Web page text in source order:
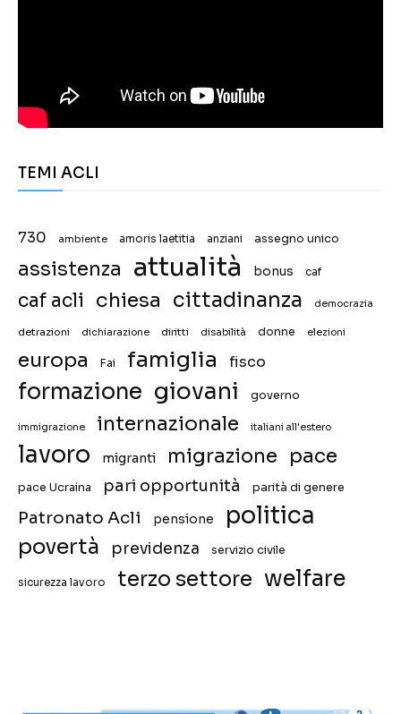
TEMI ACLI
730 ambiente amoris laetitia anziani assegno unico
assistenza attualità bonus caf
caf acli chiesa cittadinanza democrazia
detrazioni dichiarazione diritti disabilità donne elezioni
europa Fai famiglia fisco
formazione giovani governo
immigrazione internazionale italiani all'estero
lavoro migranti migrazione pace
pace Ucraina pari opportunità parità di genere
Patronato Acli pensione politica
povertà previdenza servizio civile
sicurezza lavoro terzo settore welfare